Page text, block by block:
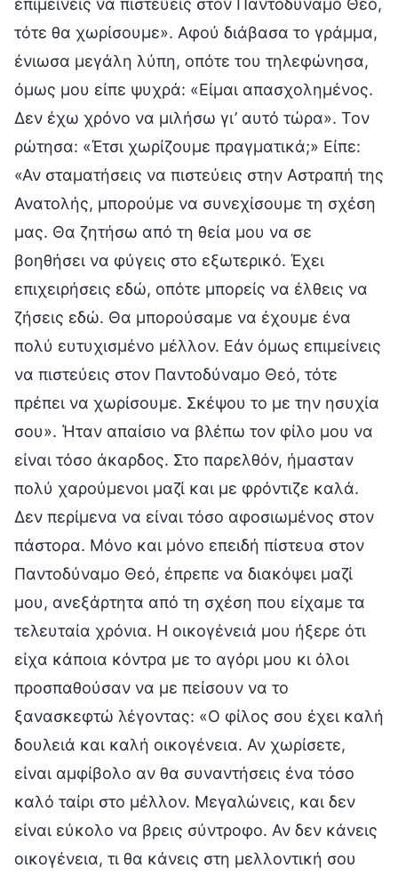
τότε θα χωρίσουμε». Αφού διάβασα το γράμμα,
ένιωσα μεγάλη λύπη, οπότε του τηλεφώνησα,
όμως μου είπε ψυχρά: «Είμαι απασχολημένος.
Δεν έχω χρόνο να μιλήσω γι’ αυτό τώρα». Τον
ρώτησα: «Έτσι χωρίζουμε πραγματικά;» Είπε:
«Αν σταματήσεις να πιστεύεις στην Αστραπή της
Ανατολής, μπορούμε να συνεχίσουμε τη σχέση
μας. Θα ζητήσω από τη θεία μου να σε
βοηθήσει να φύγεις στο εξωτερικό. Έχει
επιχειρήσεις εδώ, οπότε μπορείς να έλθεις να
ζήσεις εδώ. Θα μπορούσαμε να έχουμε ένα
πολύ ευτυχισμένο μέλλον. Εάν όμως επιμείνεις
να πιστεύεις στον Παντοδύναμο Θεό, τότε
πρέπει να χωρίσουμε. Σκέψου το με την ησυχία
σου». Ήταν απαίσιο να βλέπω τον φίλο μου να
είναι τόσο άκαρδος. Στο παρελθόν, ήμασταν
πολύ χαρούμενοι μαζί και με φρόντιζε καλά.
Δεν περίμενα να είναι τόσο αφοσιωμένος στον
πάστορα. Μόνο και μόνο επειδή πίστευα στον
Παντοδύναμο Θεό, έπρεπε να διακόψει μαζί
μου, ανεξάρτητα από τη σχέση που είχαμε τα
τελευταία χρόνια. Η οικογένειά μου ήξερε ότι
είχα κάποια κόντρα με το αγόρι μου κι όλοι
προσπαθούσαν να με πείσουν να το
ξανασκεφτώ λέγοντας: «Ο φίλος σου έχει καλή
δουλειά και καλή οικογένεια. Αν χωρίσετε,
είναι αμφίβολο αν θα συναντήσεις ένα τόσο
καλό ταίρι στο μέλλον. Μεγαλώνεις, και δεν
είναι εύκολο να βρεις σύντροφο. Αν δεν κάνεις
οικογένεια, τι θα κάνεις στη μελλοντική σου